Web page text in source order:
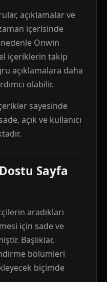
açıklamalar ve
içerisinde
Onwin
içeriklerin takip
açıklamalara daha
olabilir.
sayesinde
açık ve kullanıcı
Sayfa
aradıkları
için sade ve
Başlıklar,
bölümleri
biçimde